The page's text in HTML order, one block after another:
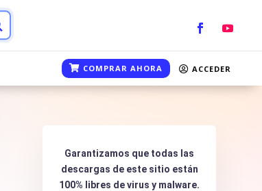
COMPRAR AHORA ACCEDER
Garantizamos que todas las
descargas de este sitio están
100% libres de virus y malware.